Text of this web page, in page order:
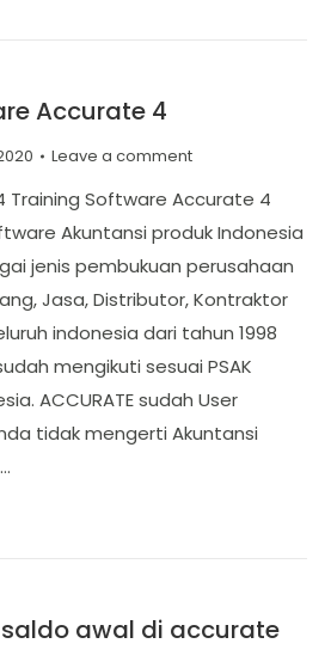
Accurate 4
Leave a comment
Software Accurate 4
Akuntansi produk Indonesia
jenis pembukuan perusahaan
Jasa, Distributor, Kontraktor
indonesia dari tahun 1998
mengikuti sesuai PSAK
ACCURATE sudah User
tidak mengerti Akuntansi
awal di accurate